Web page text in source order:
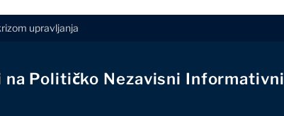
upravljanja
na Političko Nezavisni Informativni